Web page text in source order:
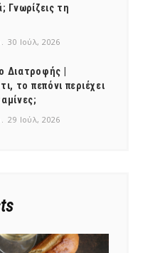
Γνωρίζεις τη
30 Ιούλ, 2026
Διατροφής |
το πεπόνι περιέχει
29 Ιούλ, 2026